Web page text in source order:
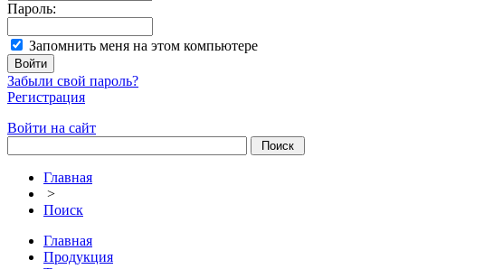
Пароль:
Запомнить меня на этом компьютере
Забыли свой пароль?
Регистрация
Войти на сайт
Главная
>
Поиск
Главная
Продукция